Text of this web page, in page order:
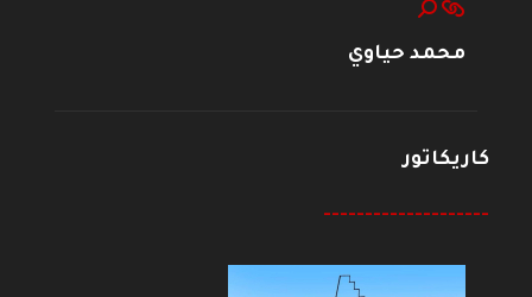
محمد حياوي
كاريكاتور
--------------------